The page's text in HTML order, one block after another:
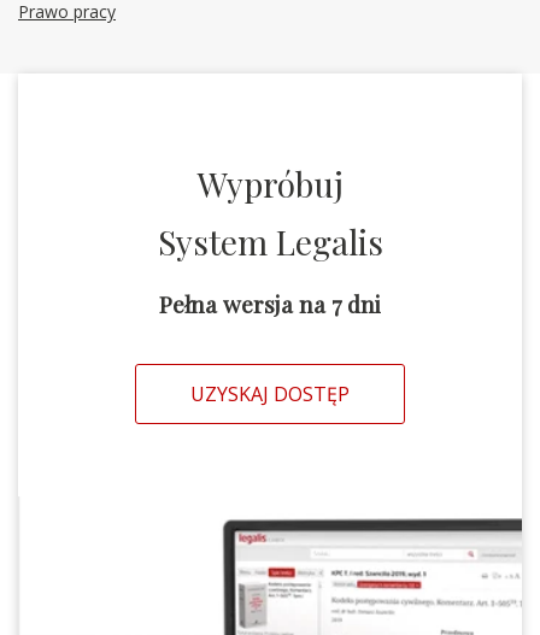
Prawo pracy
Wypróbuj
System Legalis
Pełna wersja na 7 dni
UZYSKAJ DOSTĘP